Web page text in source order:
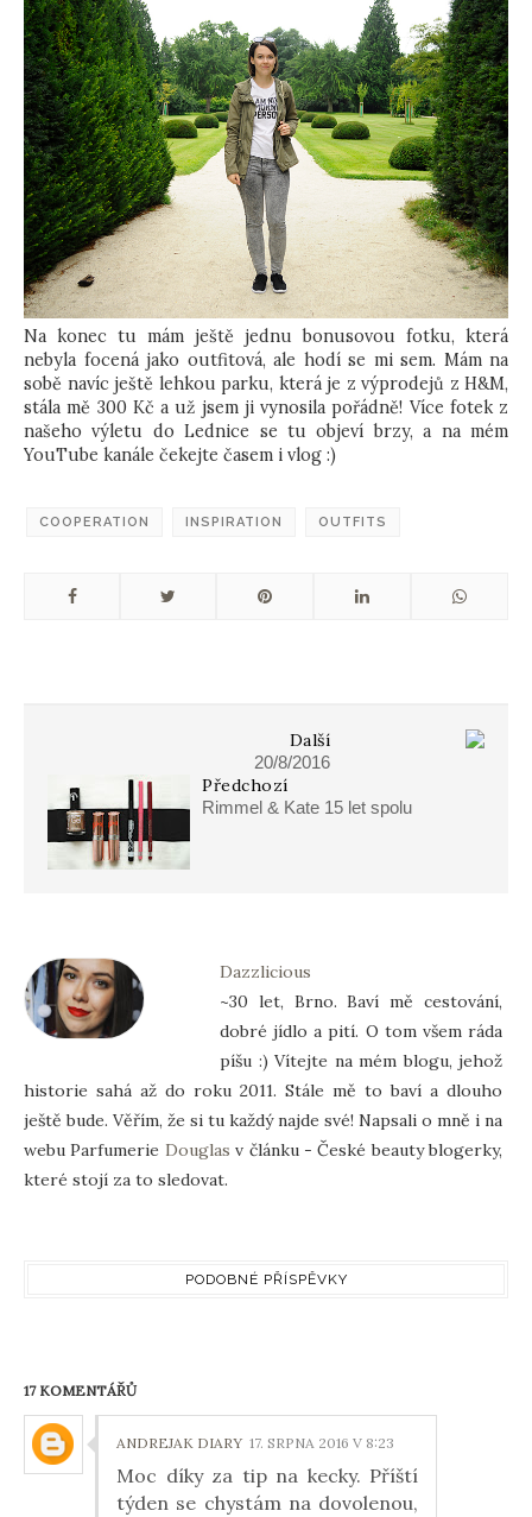
Na konec tu mám ještě jednu bonusovou fotku, která
nebyla focená jako outfitová, ale hodí se mi sem. Mám na
sobě navíc ještě lehkou parku, která je z výprodejů z H&M,
stála mě 300 Kč a už jsem ji vynosila pořádně! Více fotek z
našeho výletu do Lednice se tu objeví brzy, a na mém
YouTube kanále čekejte časem i vlog :)
COOPERATION INSPIRATION OUTFITS
Další
20/8/2016
Předchozí
Rimmel & Kate 15 let spolu
Dazzlicious
~30 let, Brno. Baví mě cestování,
dobré jídlo a pití. O tom všem ráda
píšu :) Vítejte na mém blogu, jehož
historie sahá až do roku 2011. Stále mě to baví a dlouho
ještě bude. Věřím, že si tu každý najde své! Napsali o mně i na
webu Parfumerie Douglas v článku - České beauty blogerky,
které stojí za to sledovat.
PODOBNÉ PŘÍSPĚVKY
17 KOMENTÁŘŮ
ANDREJAK DIARY 17. SRPNA 2016 V 8:23
Moc díky za tip na kecky. Příští
týden se chystám na dovolenou,